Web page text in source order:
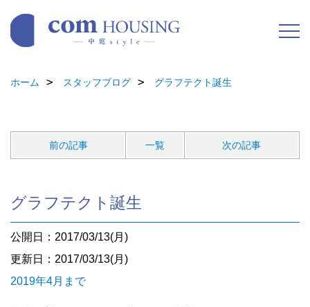
ホーム スタッフブログ グラフテクト誕生
前の記事 一覧 次の記事
グラフテクト誕生
公開日：2017/03/13(月)
更新日：2017/03/13(月)
2019年4月まで